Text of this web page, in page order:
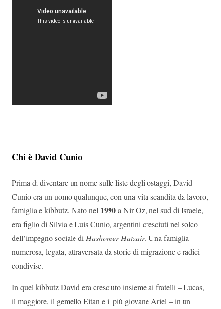
Chi è David Cunio
Prima di diventare un nome sulle liste degli ostaggi, David
Cunio era un uomo qualunque, con una vita scandita da lavoro,
famiglia e kibbutz. Nato nel 1990a Nir Oz, nel sud di Israele,
era figlio di Silvia e Luis Cunio, argentini cresciuti nel solco
dell’impegno sociale di Hashomer Hatzair. Una famiglia
numerosa, legata, attraversata da storie di migrazione e radici
condivise.
In quel kibbutz David era cresciuto insieme ai fratelli – Lucas,
il maggiore, il gemello Eitan e il più giovane Ariel – in un